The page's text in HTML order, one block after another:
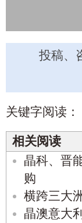
投稿、
关键字阅读：
相关阅读
晶科、晋
购
横跨三大
晶澳意大